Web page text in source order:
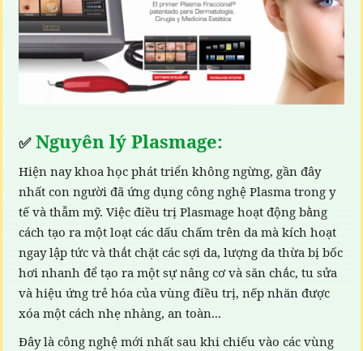
✅Nguyên lý Plasmage:
Hiện nay khoa học phát triển không ngừng, gần đây
nhất con người đã ứng dụng công nghệ Plasma trong y
tế và thẫm mỹ. Việc điều trị Plasmage hoạt động bằng
cách tạo ra một loạt các dấu chấm trên da mà kích hoạt
ngay lập tức và thắt chặt các sợi da, lượng da thừa bị bốc
hơi nhanh để tạo ra một sự nâng cơ và săn chắc, tu sửa
và hiệu ứng trẻ hóa của vùng điều trị, nếp nhăn được
xóa một cách nhẹ nhàng, an toàn...
Đây là công nghệ mới nhất sau khi chiếu vào các vùng